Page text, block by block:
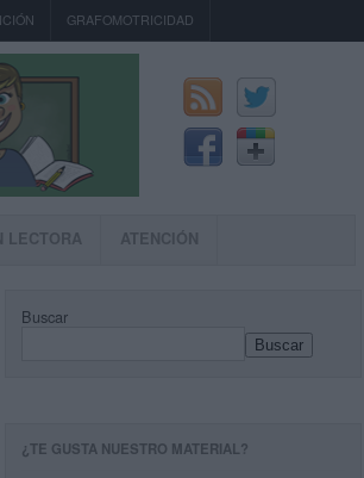
GRAFOMOTRICIDAD
LECTORA ATENCIÓN
Buscar
Buscar
¿TE GUSTA NUESTRO MATERIAL?